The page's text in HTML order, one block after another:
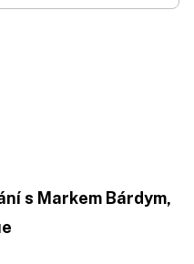
s Markem Bárdym,